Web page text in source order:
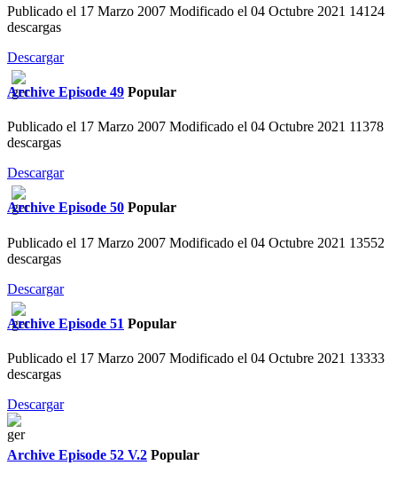
Publicado el 17 Marzo 2007 Modificado el 04 Octubre 2021 14124
descargas
Descargar
Archive Episode 49 Popular
Publicado el 17 Marzo 2007 Modificado el 04 Octubre 2021 11378
descargas
Descargar
Archive Episode 50 Popular
Publicado el 17 Marzo 2007 Modificado el 04 Octubre 2021 13552
descargas
Descargar
Archive Episode 51 Popular
Publicado el 17 Marzo 2007 Modificado el 04 Octubre 2021 13333
descargas
Descargar
Archive Episode 52 V.2 Popular